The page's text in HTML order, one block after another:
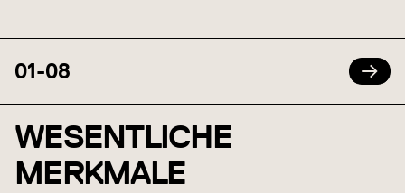
01-08
WESENTLICHE
MERKMALE